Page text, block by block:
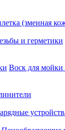
(змеиная
и герметики
Воск для мойки